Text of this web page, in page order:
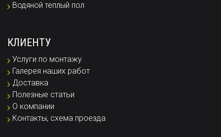
Водяной теплый пол
КЛИЕНТУ
Услуги по монтажу
Галерея наших работ
Доставка
Полезные статьи
О компании
Контакты, схема проезда